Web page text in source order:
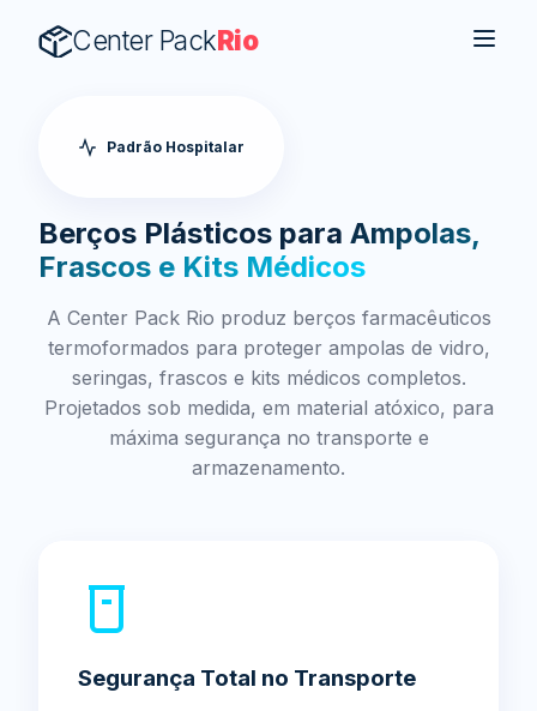
Center PackRio
Padrão Hospitalar
Berços Plásticos para Ampolas,
Frascos e Kits Médicos
A Center Pack Rio produz berços farmacêuticos
termoformados para proteger ampolas de vidro,
seringas, frascos e kits médicos completos.
Projetados sob medida, em material atóxico, para
máxima segurança no transporte e
armazenamento.
Segurança Total no Transporte